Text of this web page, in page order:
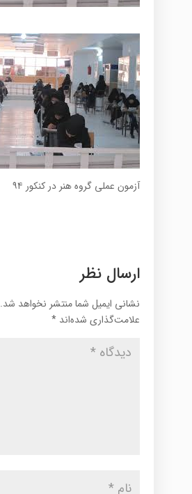
آزمون عملی گروه هنر در کنکور ۹۴
ارسال نظر
نشانی ایمیل شما منتشر نخواهد شد.
علامت‌گذاری شده‌اند *